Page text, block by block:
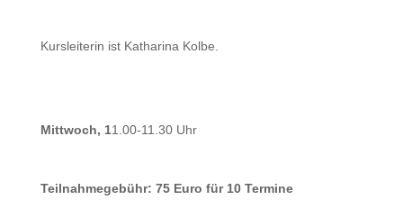
Kursleiterin ist Katharina Kolbe.
Mittwoch, 11.00-11.30 Uhr
Teilnahmegebühr: 75 Euro für 10 Termine